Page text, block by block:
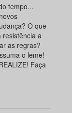
tempo...
O que
resistência a
as regras?
o leme!
Faça